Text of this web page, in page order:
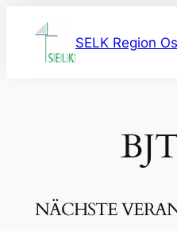
Inhalt
springen
SELK Region
NÄCHSTE